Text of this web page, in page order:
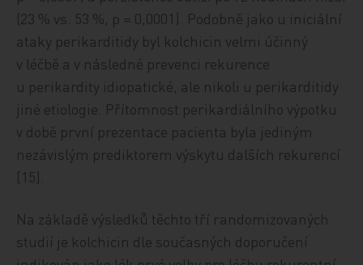
(23 % vs. 53 %, p = 0,0001). Podobně jako u iniciální
ataky perikarditidy byl kolchicin velmi účinný
v léčbě a v následné prevenci rekurence
u perikardity idiopatické, ale nikoli u perikarditidy
jiné etiologie. Přítomnost perikardiálního výpotku
v době první prezentace pacienta byla jediným
nezávislým prediktorem výskytu dalších rekurencí
[15].
Na základě výsledků těchto tří randomizovaných
studií je kolchicin dle současných doporučení